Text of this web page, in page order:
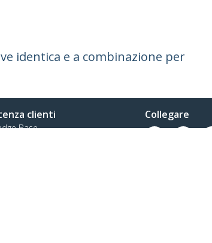
identica e a combinazione per
clienti
Base
Collegare